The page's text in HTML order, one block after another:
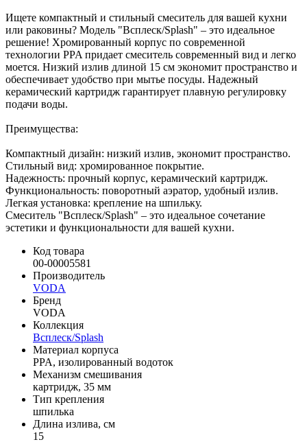
Ищете компактный и стильный смеситель для вашей кухни
или раковины? Модель "Всплеск/Splash" – это идеальное
решение! Хромированный корпус по современной
технологии PPA придает смеситель современный вид и легко
моется. Низкий излив длиной 15 см экономит пространство и
обеспечивает удобство при мытье посуды. Надежный
керамический картридж гарантирует плавную регулировку
подачи воды.
Преимущества:
Компактный дизайн: низкий излив, экономит пространство.
Стильный вид: хромированное покрытие.
Надежность: прочный корпус, керамический картридж.
Функциональность: поворотный аэратор, удобный излив.
Легкая установка: крепление на шпильку.
Смеситель "Всплеск/Splash" – это идеальное сочетание
эстетики и функциональности для вашей кухни.
Код товара
00-00005581
Производитель
VODA
Бренд
VODA
Коллекция
Всплеск/Splash
Материал корпуса
PPA, изолированный водоток
Механизм смешивания
картридж, 35 мм
Тип крепления
шпилька
Длина излива, см
15